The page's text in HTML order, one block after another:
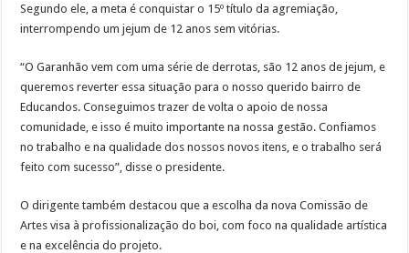
Segundo ele, a meta é conquistar o 15º título da agremiação,
interrompendo um jejum de 12 anos sem vitórias.
“O Garanhão vem com uma série de derrotas, são 12 anos de jejum, e
queremos reverter essa situação para o nosso querido bairro de
Educandos. Conseguimos trazer de volta o apoio de nossa
comunidade, e isso é muito importante na nossa gestão. Confiamos
no trabalho e na qualidade dos nossos novos itens, e o trabalho será
feito com sucesso”, disse o presidente.
O dirigente também destacou que a escolha da nova Comissão de
Artes visa à profissionalização do boi, com foco na qualidade artística
e na excelência do projeto.